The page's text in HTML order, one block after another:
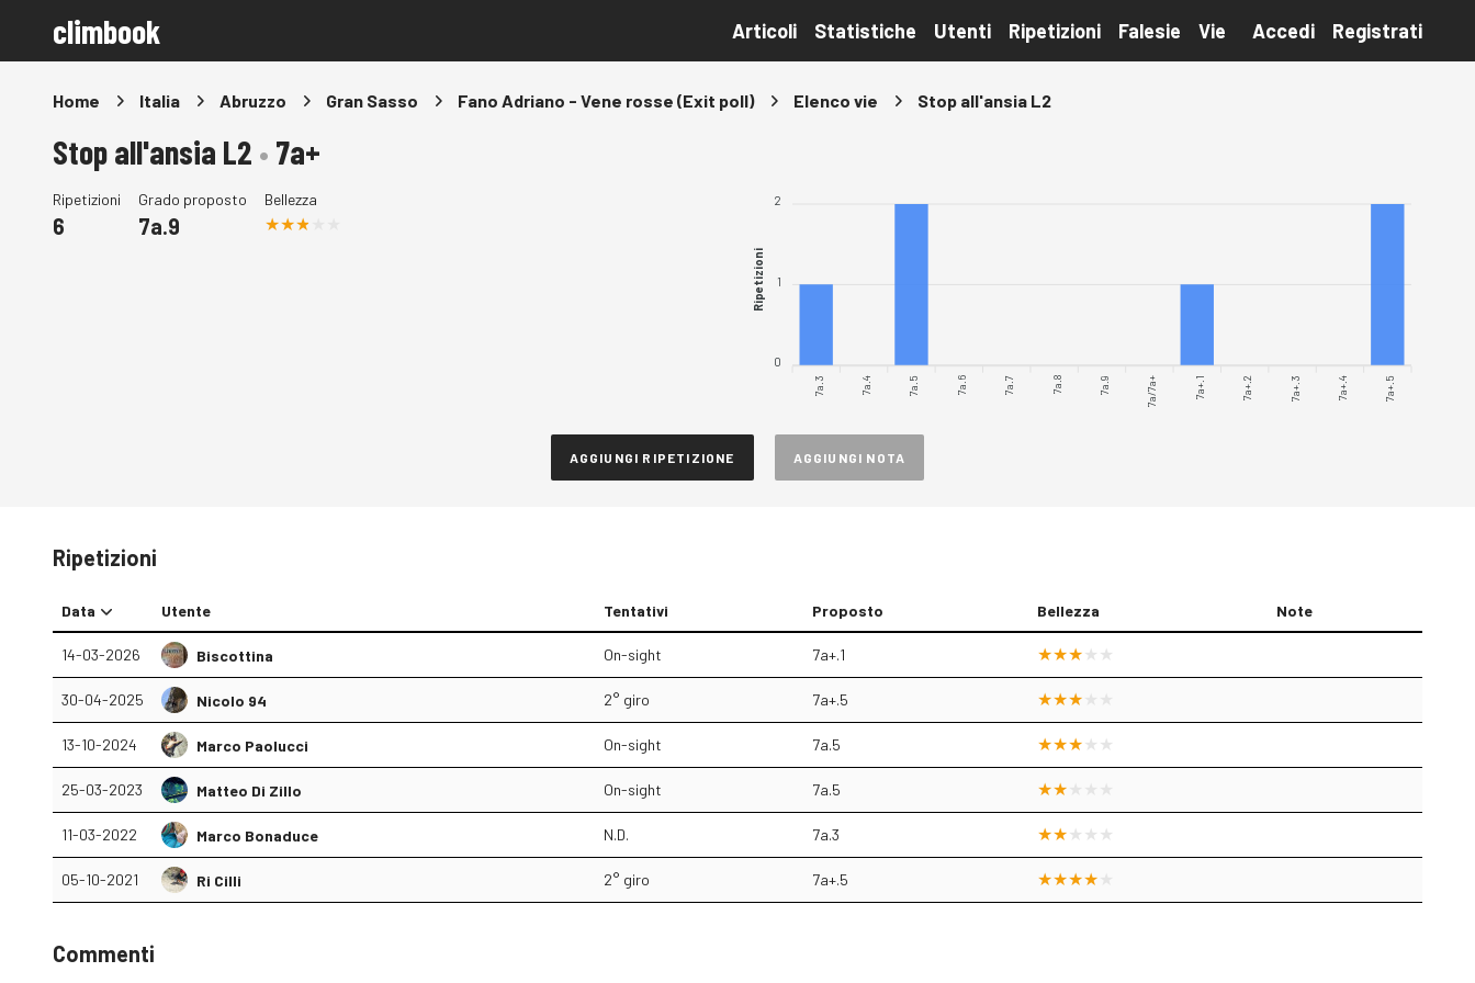
climbook Articoli Statistiche Utenti Ripetizioni Falesie Vie Accedi Registrati
Home Italia Abruzzo Gran Sasso Fano Adriano - Vene rosse (Exit poll) Elenco vie Stop all'ansia L2
Stop all'ansia L2 • 7a+
Ripetizioni
6
Grado proposto
7a.9
Bellezza 2
1
0
Ripetizioni
7a.3 7a.4 7a.5 7a.6 7a.7 7a.8 7a.9 7a/7a+ 7a+.1 7a+.2 7a+.3 7a+.4 7a+.5
AGGIUNGI RIPETIZIONE AGGIUNGI NOTA
Ripetizioni
Data Utente Tentativi Proposto Bellezza Note
14-03-2026 Biscottina On-sight 7a+.1
30-04-2025 Nicolo 94 2° giro 7a+.5
13-10-2024 Marco Paolucci On-sight 7a.5
25-03-2023 Matteo Di Zillo On-sight 7a.5
11-03-2022 Marco Bonaduce N.D. 7a.3
05-10-2021 Ri Cilli 2° giro 7a+.5
Commenti